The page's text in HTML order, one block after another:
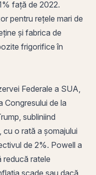
față de 2022.
pentru rețele mari de
și fabrica de
frigorifice în
Federale a SUA,
Congresului de la
subliniind
o rată a șomajului
de 2%. Powell a
reducă ratele
scade sau dacă